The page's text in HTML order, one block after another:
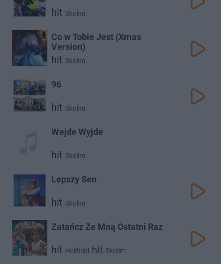
hit Skolim
Co w Tobie Jest (Xmas
Version)
hit Skolim
96
hit Skolim
Wejde Wyjde
hit Skolim
Lepszy Sen
hit Skolim
Zatańcz Ze Mną Ostatni Raz
hit Hellfield hit Skolim